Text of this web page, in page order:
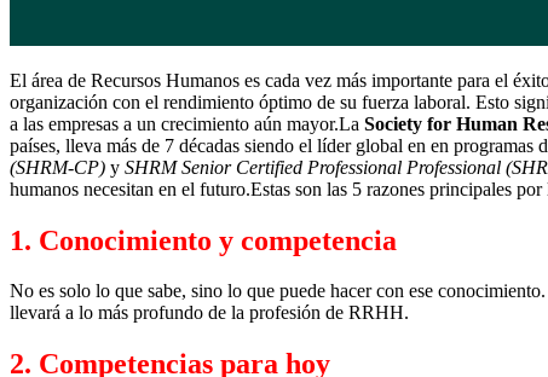
El área de Recursos Humanos es cada vez más importante para el
organización con el rendimiento óptimo de su fuerza laboral. Esto
a las empresas a un crecimiento aún mayor.La Society for Human
países, lleva más de 7 décadas siendo el líder global en en
(SHRM-CP) y SHRM Senior Certified Professional Professional
humanos necesitan en el futuro.Estas son las 5 razones principales
1. Conocimiento y competencia
No es solo lo que sabe, sino lo que puede hacer con ese
llevará a lo más profundo de la profesión de RRHH.
2. Competencias para hoy